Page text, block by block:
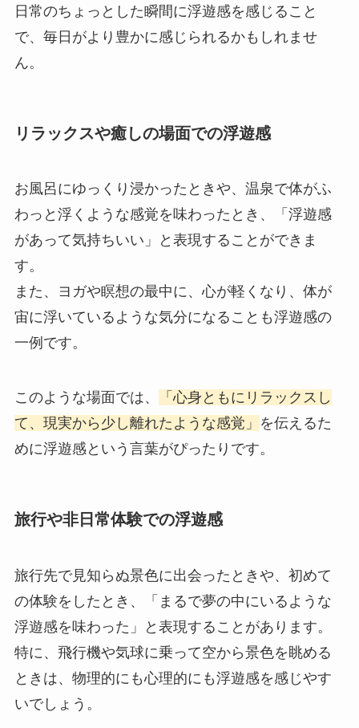
日常のちょっとした瞬間に浮遊感を感じること
で、毎日がより豊かに感じられるかもしれませ
ん。
リラックスや癒しの場面での浮遊感
お風呂にゆっくり浸かったときや、温泉で体がふ
わっと浮くような感覚を味わったとき、「浮遊感
があって気持ちいい」と表現することができま
す。
また、ヨガや瞑想の最中に、心が軽くなり、体が
宙に浮いているような気分になることも浮遊感の
一例です。
このような場面では、
「心身ともにリラックスし
て、現実から少し離れたような感覚」 を伝えるた
めに浮遊感という言葉がぴったりです。
旅行や非日常体験での浮遊感
旅行先で見知らぬ景色に出会ったときや、初めて
の体験をしたとき、「まるで夢の中にいるような
浮遊感を味わった」と表現することがあります。
特に、飛行機や気球に乗って空から景色を眺める
ときは、物理的にも心理的にも浮遊感を感じやす
いでしょう。